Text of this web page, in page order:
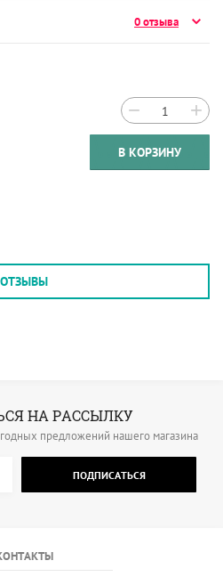
0 отзыва
− +
В КОРЗИНУ
ОТЗЫВЫ
НА РАССЫЛКУ
предложений нашего магазина
ПОДПИСАТЬСЯ